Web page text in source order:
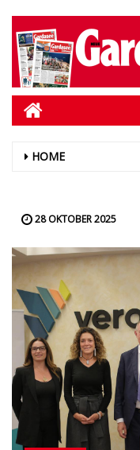
HOME
28 OKTOBER 2025